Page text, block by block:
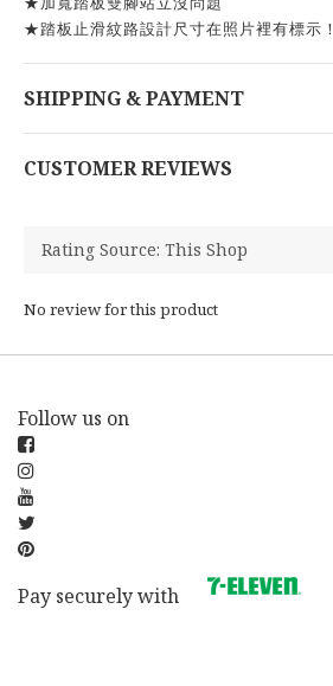
★踏板止滑紋路設計尺寸在照片裡有標示！
SHIPPING & PAYMENT
CUSTOMER REVIEWS
No review for this product
Follow us on
Pay securely with